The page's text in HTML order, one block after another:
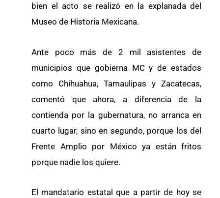
bien el acto se realizó en la explanada del
Museo de Historia Mexicana.
Ante poco más de 2 mil asistentes de
municipios que gobierna MC y de estados
como Chihuahua, Tamaulipas y Zacatecas,
comentó que ahora, a diferencia de la
contienda por la gubernatura, no arranca en
cuarto lugar, sino en segundo, porque los del
Frente Amplio por México ya están fritos
porque nadie los quiere.
El mandatario estatal que a partir de hoy se